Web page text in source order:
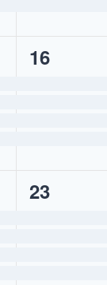
4
16
4
23